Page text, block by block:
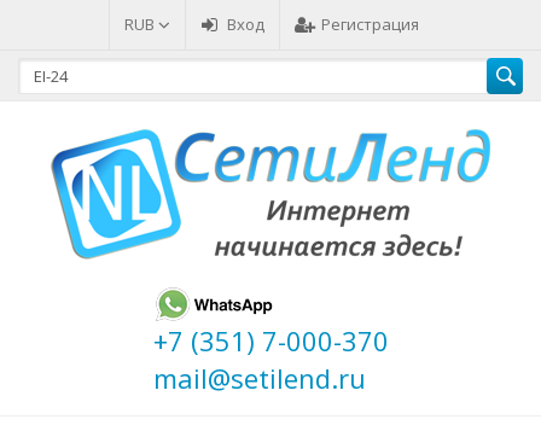
RUB Вход Регистрация
+7 (351) 7-000-370
mail@setilend.ru